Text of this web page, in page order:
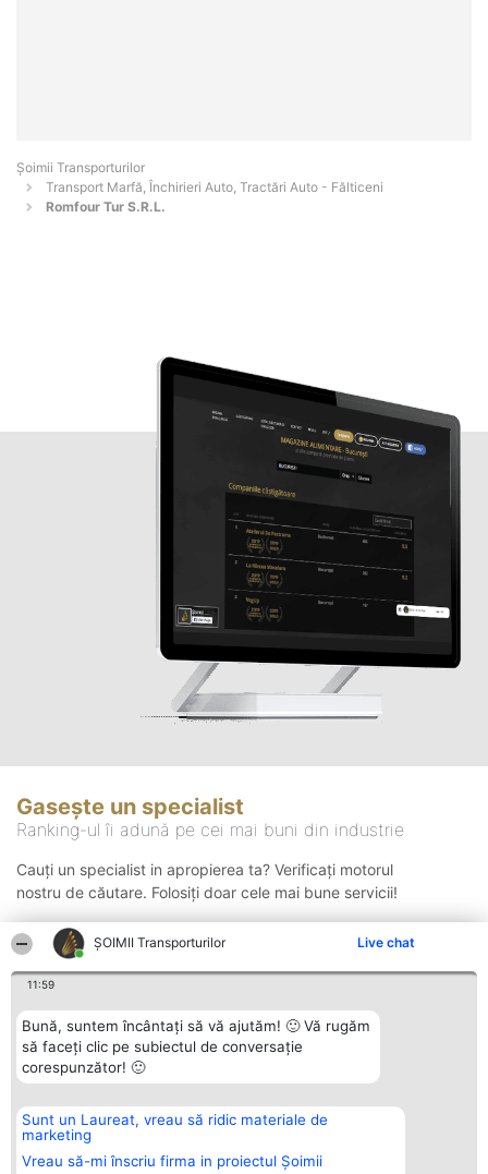
ȘOIMII Transporturilor Live chat
11:59
Bună, suntem încântați să vă ajutăm! 🙂 Vă rugăm
să faceți clic pe subiectul de conversație
corespunzător! 🙂
Sunt un Laureat, vreau să ridic materiale de
marketing
Vreau să-mi înscriu firma in proiectul Șoimii
Șoimii Transporturilor
Transport Marfă, Închirieri Auto, Tractări Auto - Fălticeni
Romfour Tur S.R.L.
Gasește un specialist
Ranking-ul îi adună pe cei mai buni din industrie
Cauți un specialist in apropierea ta? Verificați motorul
nostru de căutare. Folosiți doar cele mai bune servicii!
Organizator Ranking
BRIGHT SOLUTIONS BR SRL
Aleea Timisul De Sus 2 Bl. A30
Sc. A Et. 4 Ap. 13 Cod 061952
Plebiscyt
Lista Tuturor
Laureaților
Contact